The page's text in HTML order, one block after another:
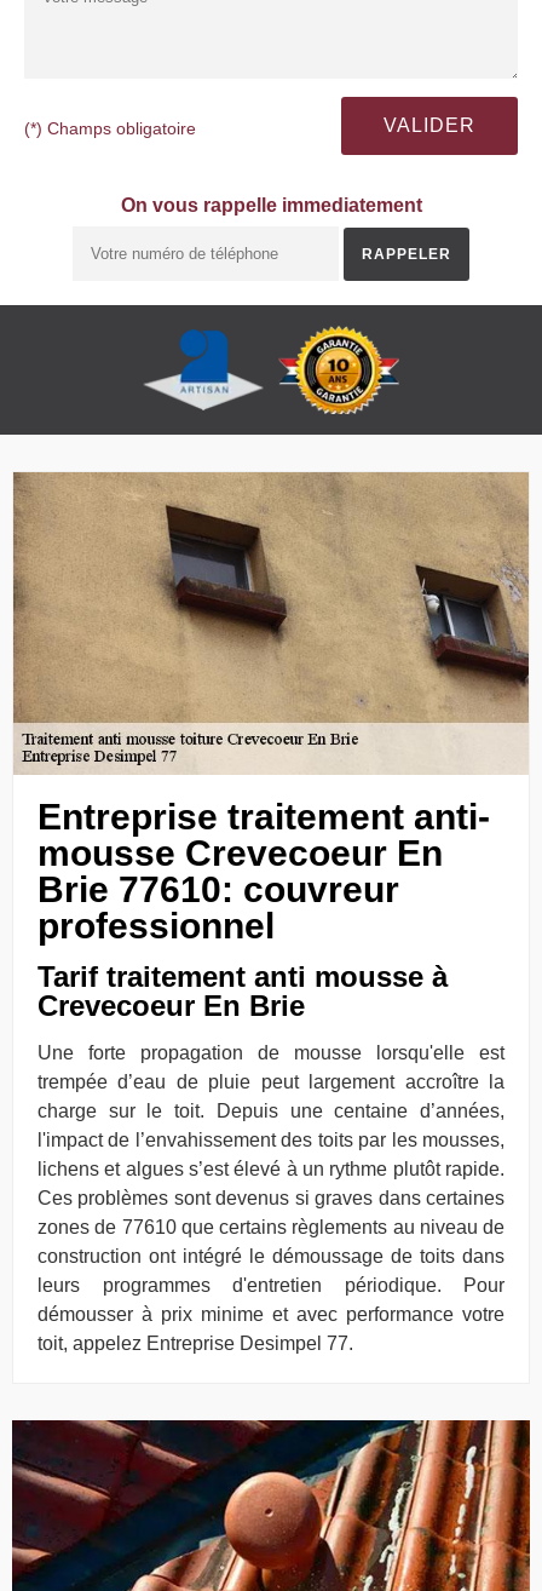
(*) Champs obligatoire
On vous rappelle immediatement
Entreprise traitement anti-
mousse Crevecoeur En
Brie 77610: couvreur
professionnel
Tarif traitement anti mousse à
Crevecoeur En Brie
Une forte propagation de mousse lorsqu'elle est
trempée d’eau de pluie peut largement accroître la
charge sur le toit. Depuis une centaine d’années,
l'impact de l’envahissement des toits par les mousses,
lichens et algues s’est élevé à un rythme plutôt rapide.
Ces problèmes sont devenus si graves dans certaines
zones de 77610 que certains règlements au niveau de
construction ont intégré le démoussage de toits dans
leurs programmes d'entretien périodique. Pour
démousser à prix minime et avec performance votre
toit, appelez Entreprise Desimpel 77.